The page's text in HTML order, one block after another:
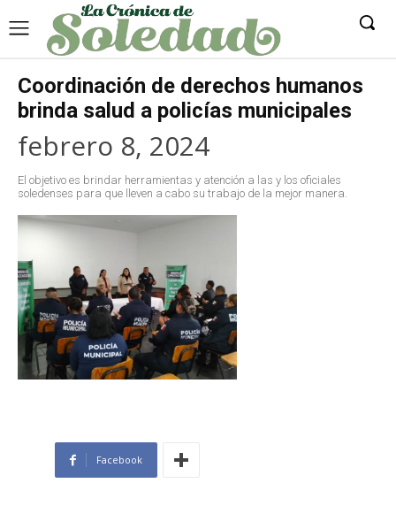
Coordinación de derechos humanos
brinda salud a policías municipales
febrero 8, 2024
El objetivo es brindar herramientas y atención a las y los oficiales
soledenses para que lleven a cabo su trabajo de la mejor manera.
Facebook